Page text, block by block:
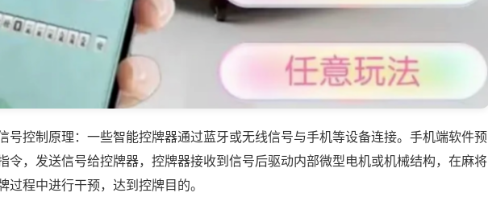
号控制原理：一些智能控牌器通过蓝牙或无线信号与手机等设备连接。手机端软件预
令，发送信号给控牌器，控牌器接收到信号后驱动内部微型电机或机械结构，在麻将
过程中进行干预，达到控牌目的。